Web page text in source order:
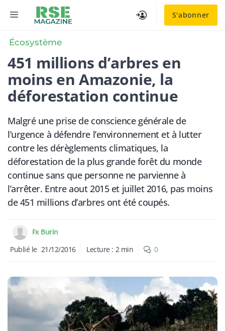
S'abonner
MENU
Écosystème
451 millions d’arbres en
moins en Amazonie, la
déforestation continue
Malgré une prise de conscience générale de
l’urgence à défendre l’environnement et à lutter
contre les dérèglements climatiques, la
déforestation de la plus grande forêt du monde
continue sans que personne ne parvienne à
l’arrêter. Entre aout 2015 et juillet 2016, pas moins
de 451 millions d’arbres ont été coupés.
Fx Burin
Publié le 21/12/2016 Lecture : 2 min 0